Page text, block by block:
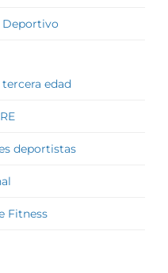
Deportivo
edad
deportistas
Fitness